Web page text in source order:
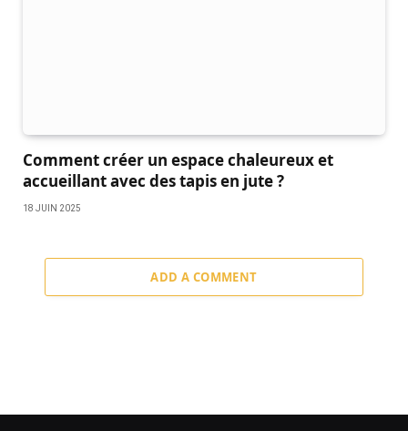
Comment créer un espace chaleureux et
accueillant avec des tapis en jute ?
18 JUIN 2025
ADD A COMMENT